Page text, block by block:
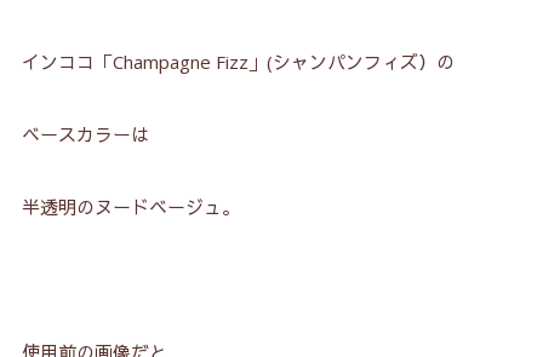
インココ「Champagne Fizz」(シャンパンフィズ）の
ベースカラーは
半透明のヌードベージュ。
使用前の画像だと